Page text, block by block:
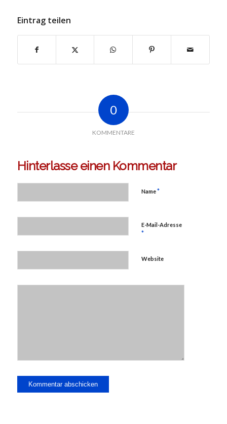
Eintrag teilen
0
KOMMENTARE
Hinterlasse einen Kommentar
Name*
E-Mail-Adresse
*
Website